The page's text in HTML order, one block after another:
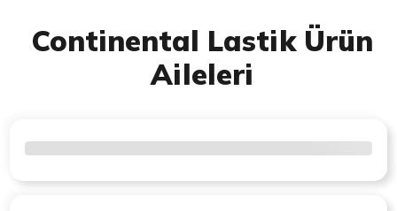
Continental Lastik Ürün
Aileleri